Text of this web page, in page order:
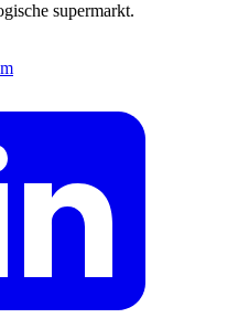
supermarkt.